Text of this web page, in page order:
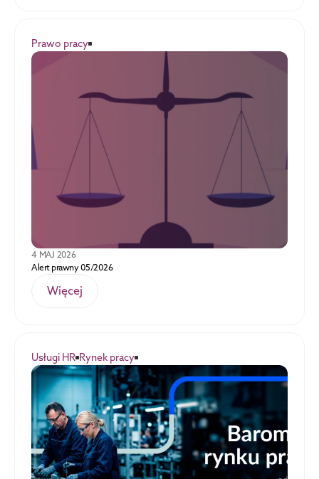
Prawo pracy
4 MAJ 2026
Alert prawny 05/2026
Więcej
Usługi HR Rynek pracy